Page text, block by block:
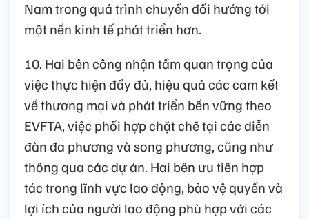
Nam trong quá trình chuyển đổi hướng tới
một nền kinh tế phát triển hơn.
10. Hai bên công nhận tầm quan trọng của
việc thực hiện đầy đủ, hiệu quả các cam kết
về thương mại và phát triển bền vững theo
EVFTA, việc phối hợp chặt chẽ tại các diễn
đàn đa phương và song phương, cũng như
thông qua các dự án. Hai bên ưu tiên hợp
tác trong lĩnh vực lao động, bảo vệ quyền và
lợi ích của người lao động phù hợp với các